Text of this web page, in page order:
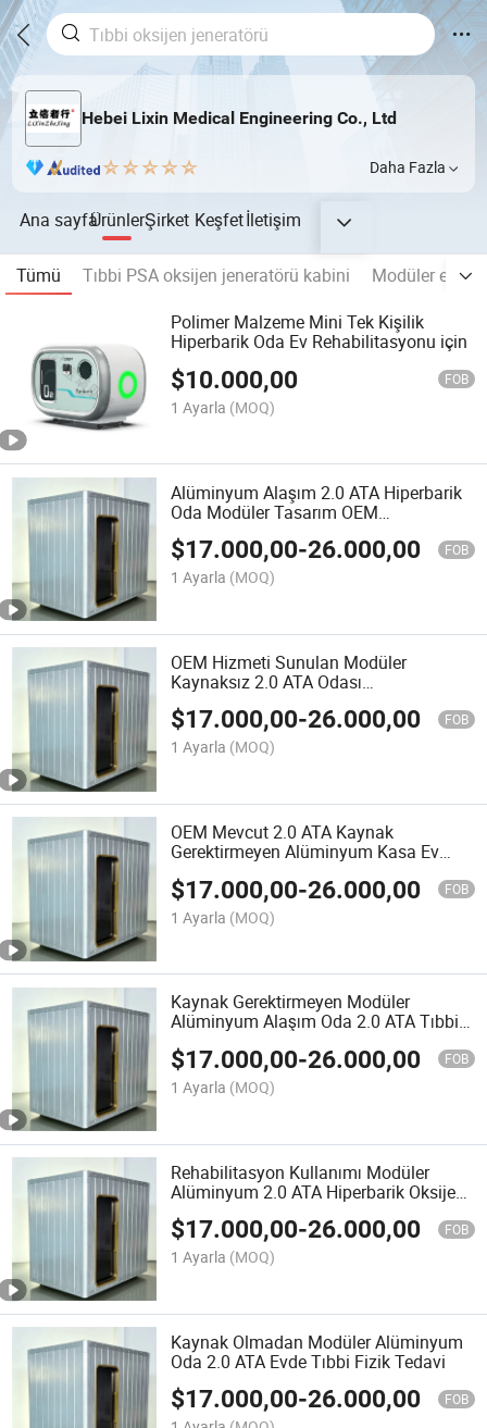
Hebei Lixin Medical Engineering Co., Ltd
Daha Fazla
Ana sayfaÜrünlerŞirket Keşfetİletişim
Tümü Tıbbi PSA oksijen jeneratörü kabini
Modüler
Polimer Malzeme Mini Tek Kişilik
Hiperbarik Oda Ev Rehabilitasyonu için
$10.000,00 FOB
1 Ayarla (MOQ)
Alüminyum Alaşım 2.0 ATA Hiperbarik
Oda Modüler Tasarım OEM
Rehabilitasyon Cihazı
$17.000,00-26.000,00 FOB
1 Ayarla (MOQ)
OEM Hizmeti Sunulan Modüler
Kaynaksız 2.0 ATA Odası
Rehabilitasyon Kullanımı İçin
$17.000,00-26.000,00 FOB
1 Ayarla (MOQ)
OEM Mevcut 2.0 ATA Kaynak
Gerektirmeyen Alüminyum Kasa Ev
$17.000,00-26.000,00 FOB
1 Ayarla (MOQ)
Kaynak Gerektirmeyen Modüler
Alüminyum Alaşım Oda 2.0 ATA Tıbbi
Ev Terapisi için
$17.000,00-26.000,00 FOB
1 Ayarla (MOQ)
Rehabilitasyon Kullanımı Modüler
Alüminyum 2.0 ATA Hiperbarik Oksijen
Odası
$17.000,00-26.000,00 FOB
1 Ayarla (MOQ)
Kaynak Olmadan Modüler Alüminyum
Oda 2.0 ATA Evde Tıbbi Fizik Tedavi
$17.000,00-26.000,00 FOB